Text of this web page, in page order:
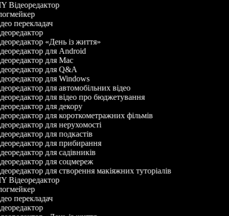
Відеоредактор
перекладач
«День із життя»
для Android
для Mac
для Q&A
для Windows
для автомобільних відео
для відео про бюджетування
для декору
для короткометражних фільмів
для нерухомості
для подкастів
для прибирання
для садівників
для соцмереж
для створення макіяжних туторіалів
Відеоредактор
перекладач